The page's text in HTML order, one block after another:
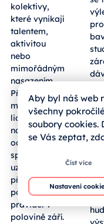
kolektivy,
které vynikají
talentem,
aktivitou
nebo
mimořádným
nasazením.
Přihlásit se
mohou mladí
lidé z regionu
napříč obory
od umění po
sport,
uzávěrka
přihlášek je
podle
pravidel v
polovině září.
Aby byl náš web
všechny
soubory cookies.
se Vás zeptat,
Číst více
Nastavení